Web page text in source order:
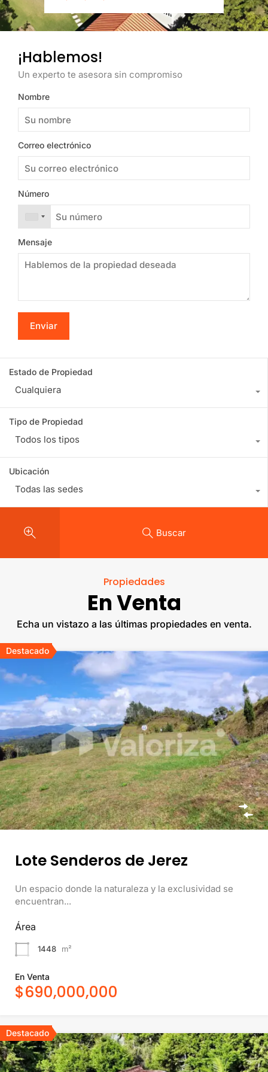
¡Hablemos!
Un experto te asesora sin compromiso
Nombre
Correo electrónico
Número
Mensaje
Estado de Propiedad
Cualquiera
Tipo de Propiedad
Todos los tipos
Ubicación
Todas las sedes
Buscar
Propiedades
En Venta
Echa un vistazo a las últimas propiedades en venta.
Destacado
Lote Senderos de Jerez
Un espacio donde la naturaleza y la exclusividad se
encuentran...
Área
1448 m²
En Venta
$690,000,000
Destacado